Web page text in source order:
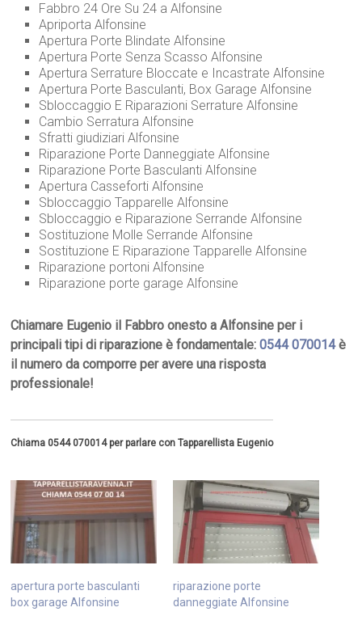
Fabbro 24 Ore Su 24 a Alfonsine
Apriporta Alfonsine
Apertura Porte Blindate Alfonsine
Apertura Porte Senza Scasso Alfonsine
Apertura Serrature Bloccate e Incastrate Alfonsine
Apertura Porte Basculanti, Box Garage Alfonsine
Sbloccaggio E Riparazioni Serrature Alfonsine
Cambio Serratura Alfonsine
Sfratti giudiziari Alfonsine
Riparazione Porte Danneggiate Alfonsine
Riparazione Porte Basculanti Alfonsine
Apertura Casseforti Alfonsine
Sbloccaggio Tapparelle Alfonsine
Sbloccaggio e Riparazione Serrande Alfonsine
Sostituzione Molle Serrande Alfonsine
Sostituzione E Riparazione Tapparelle Alfonsine
Riparazione portoni Alfonsine
Riparazione porte garage Alfonsine
Chiamare Eugenio il Fabbro onesto a Alfonsine per i
principali tipi di riparazione è fondamentale:0544 070014è
il numero da comporre per avere una risposta
professionale!
Chiama 0544 070014 per parlare con Tapparellista Eugenio
apertura porte basculanti
box garage Alfonsine
riparazione porte
danneggiate Alfonsine